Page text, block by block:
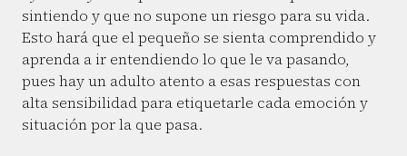
sintiendo y que no supone un riesgo para su vida.
Esto hará que el pequeño se sienta comprendido y
aprenda a ir entendiendo lo que le va pasando,
pues hay un adulto atento a esas respuestas con
alta sensibilidad para etiquetarle cada emoción y
situación por la que pasa.